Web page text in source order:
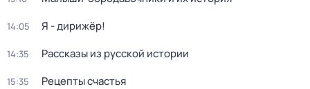
14:05 Я - дирижёр!
14:35 Рассказы из русской истории
15:35 Рецепты счастья